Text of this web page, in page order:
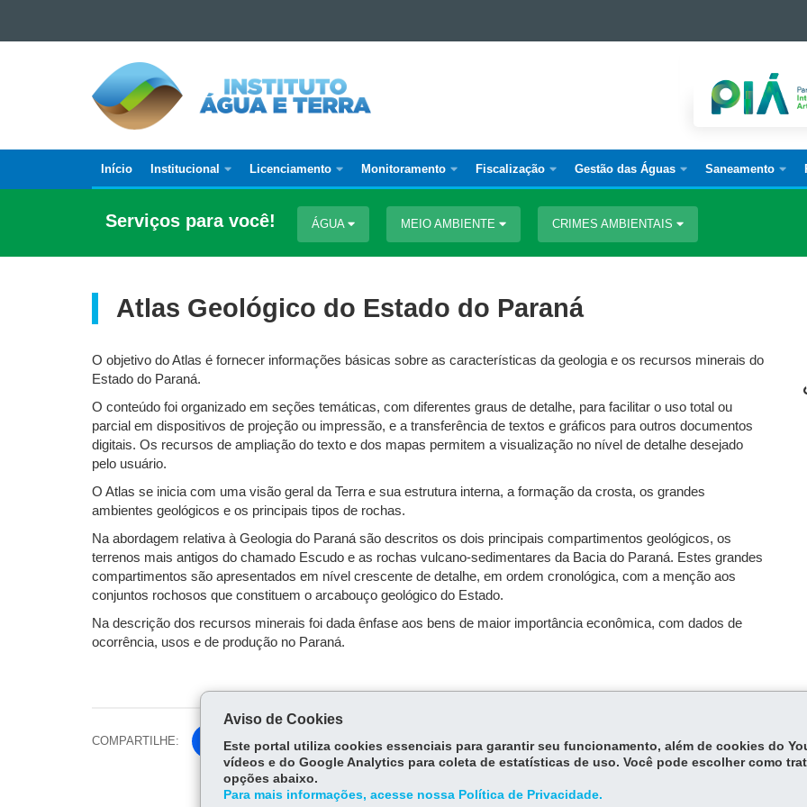
Ir para a navegação
Ir para a busca
INSTITUTO
ÁGUA
E
TERRA
Navegação
principal
Início Institucional Licenciamento Monitoramento Fiscalização Gestão das Águas Saneamento
Serviços para você! ÁGUA MEIO AMBIENTE CRIMES AMBIENTAIS
Atlas Geológico do Estado do Paraná
O objetivo do Atlas é fornecer informações básicas sobre as características da geologia e os recursos minerais do
Estado do Paraná.
O conteúdo foi organizado em seções temáticas, com diferentes graus de detalhe, para facilitar o uso total ou
parcial em dispositivos de projeção ou impressão, e a transferência de textos e gráficos para outros documentos
digitais. Os recursos de ampliação do texto e dos mapas permitem a visualização no nível de detalhe desejado
pelo usuário.
O Atlas se inicia com uma visão geral da Terra e sua estrutura interna, a formação da crosta, os grandes
ambientes geológicos e os principais tipos de rochas.
Na abordagem relativa à Geologia do Paraná são descritos os dois principais compartimentos geológicos, os
terrenos mais antigos do chamado Escudo e as rochas vulcano-sedimentares da Bacia do Paraná. Estes grandes
compartimentos são apresentados em nível crescente de detalhe, em ordem cronológica, com a menção aos
conjuntos rochosos que constituem o arcabouço geológico do Estado.
Na descrição dos recursos minerais foi dada ênfase aos bens de maior importância econômica, com dados de
ocorrência, usos e de produção no Paraná.
COMPARTILHE:
Fa
ce
bo
Tw
itt
Aviso de Cookies
Este portal utiliza cookies essenciais para garantir seu funcionamento, além de cookies do
vídeos e do Google Analytics para coleta de estatísticas de uso. Você pode escolher como
opções abaixo.
Para mais informações, acesse nossa Política de Privacidade.